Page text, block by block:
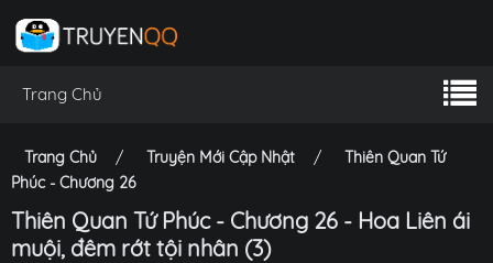
Trang Chủ
Trang Chủ Truyện Mới Cập Nhật
Thiên Quan Tứ
Phúc - Chương 26
Thiên Quan Tứ Phúc - Chương 26 - Hoa Liên ái
muội, đêm rớt tội nhân (3)